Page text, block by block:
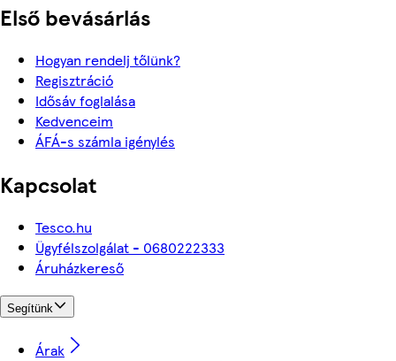
Első bevásárlás
Hogyan rendelj tőlünk?
Regisztráció
Idősáv foglalása
Kedvenceim
ÁFÁ-s számla igénylés
Kapcsolat
Tesco.hu
Ügyfélszolgálat - 0680222333
Áruházkereső
Segítünk
Árak